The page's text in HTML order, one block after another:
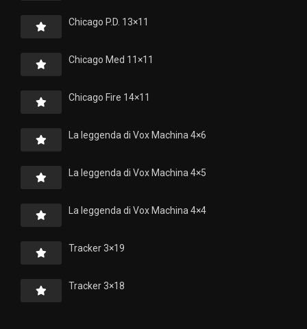
Chicago P.D. 13×11
Chicago Med 11×11
Chicago Fire 14×11
La leggenda di Vox Machina 4×6
La leggenda di Vox Machina 4×5
La leggenda di Vox Machina 4×4
Tracker 3×19
Tracker 3×18